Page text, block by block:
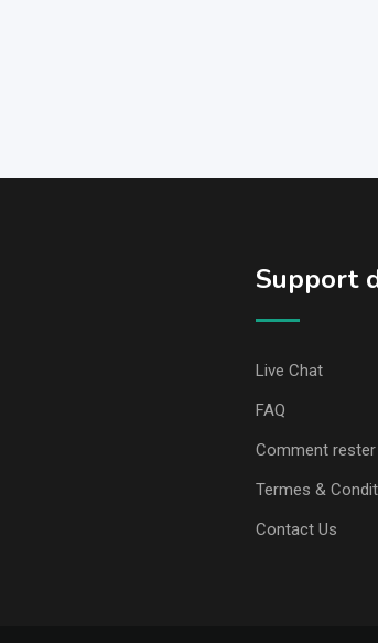
Support
Live Chat
FAQ
Comment
Termes &
Contact Us